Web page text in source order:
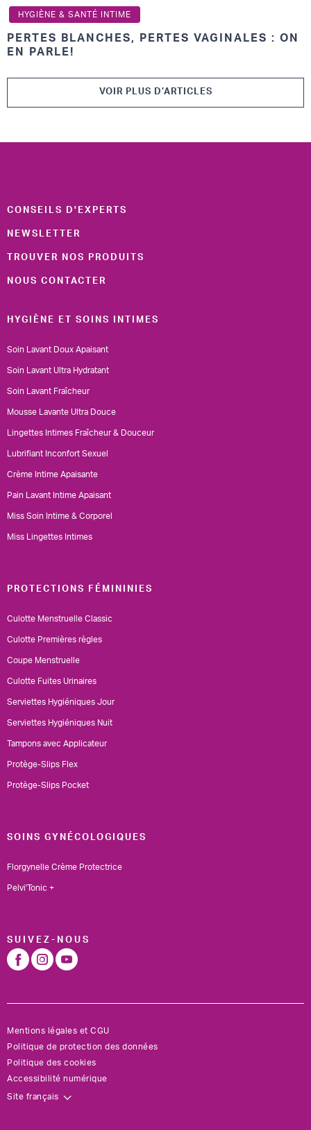
HYGIÈNE & SANTÉ INTIME
PERTES BLANCHES, PERTES VAGINALES : ON
EN PARLE!
VOIR PLUS D’ARTICLES
CONSEILS D'EXPERTS
NEWSLETTER
TROUVER NOS PRODUITS
NOUS CONTACTER
HYGIÈNE ET SOINS INTIMES
Soin Lavant Doux Apaisant
Soin Lavant Ultra Hydratant
Soin Lavant Fraîcheur
Mousse Lavante Ultra Douce
Lingettes Intimes Fraîcheur & Douceur
Lubrifiant Inconfort Sexuel
Crème Intime Apaisante
Pain Lavant Intime Apaisant
Miss Soin Intime & Corporel
Miss Lingettes Intimes
PROTECTIONS FÉMININIES
Culotte Menstruelle Classic
Culotte Premières règles
Coupe Menstruelle
Culotte Fuites Urinaires
Serviettes Hygiéniques Jour
Serviettes Hygiéniques Nuit
Tampons avec Applicateur
Protège-Slips Flex
Protège-Slips Pocket
SOINS GYNÉCOLOGIQUES
Florgynelle Crème Protectrice
Pelvi'Tonic +
SUIVEZ-NOUS
Mentions légales et CGU
Politique de protection des données
Politique des cookies
Accessibilité numérique
Site français